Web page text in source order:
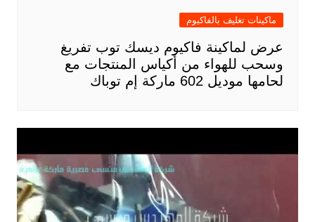
ماكينات تغليف بالفاكيوم
عرض لماكينة فاكيوم ديسك توب تفريغ
وسحب للهواء من أكياس المنتجات مع
لحامها موديل 602 ماركة إم توباك